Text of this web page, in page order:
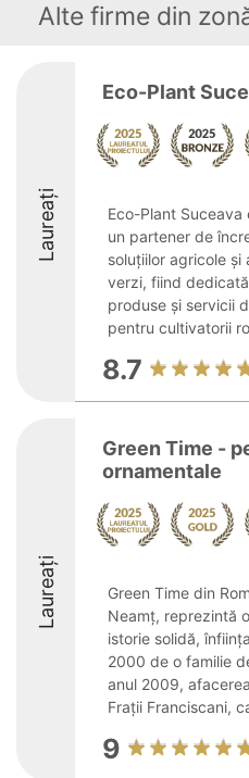
Alte firme din
Laureați
Eco-Plant
Eco-Plant
un partener de
soluțiilor agricole și
verzi, fiind
produse și servicii
pentru cultivatorii
8.7
Laureați
Green Time -
ornamentale
Green Time din
Neamț, reprezintă
istorie solidă,
2000 de o familie
anul 2009,
Frații Franciscani,
9